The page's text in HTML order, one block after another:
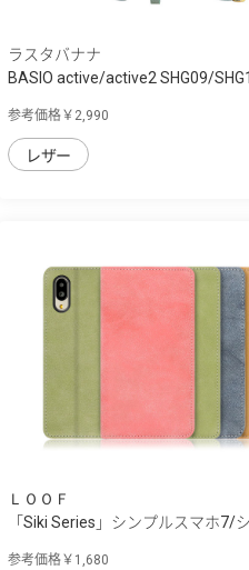
ラスタバナナ
BASIO active/active2 SHG09/
参考価格￥2,990
レザー
ＬＯＯＦ
「Siki Series」シンプルスマホ7/シ
参考価格￥1,680